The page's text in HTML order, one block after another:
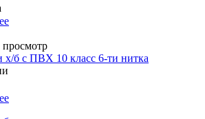
х/б с ПВХ 10 класс 6-ти нитка